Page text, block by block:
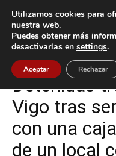
Inicio Sucesos
Sucesos Vigo
Detenidas
Vigo tras
con una
de un local
Utilizamos cookies para
nuestra web.
Puedes obtener más
desactivarlas en settings.
Aceptar Rechazar